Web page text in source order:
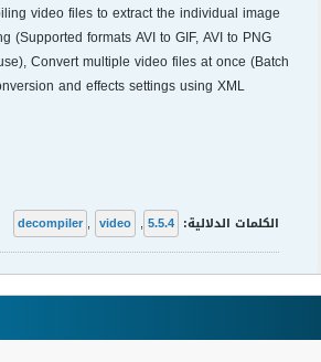
video files to extract the individual image
(Supported formats AVI to GIF, AVI to PNG
Convert multiple video files at once (Batch
and effects settings using XML
الكلمات الدلالية: 5.5.4
,
decompiler , video